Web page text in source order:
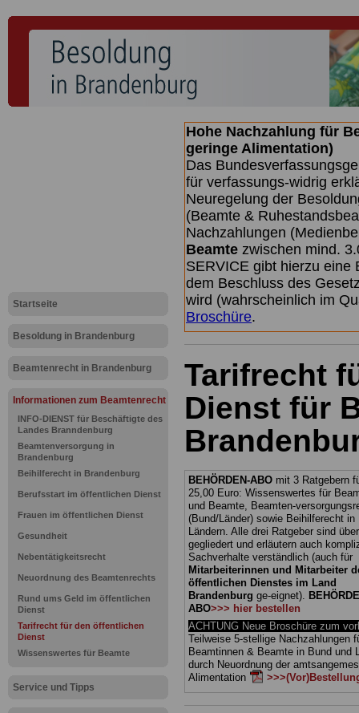
Startseite
Besoldung in Brandenburg
Beamtenrecht in Brandenburg
Informationen zum Beamtenrecht
INFO-DIENST für Beschäftigte des
Landes Branndenburg
Beamtenversorgung in
Brandenburg
Beihilferecht in Brandenburg
Berufsstart im öffentlichen Dienst
Frauen im öffentlichen Dienst
Gesundheit
Nebentätigkeitsrecht
Neuordnung des Beamtenrechts
Rund ums Geld im öffentlichen
Dienst
Tarifrecht für den öffentlichen
Dienst
Wissenswertes für Beamte
Service und Tipps
Hohe Nachzahlung für
geringe Alimentation)
Das
für verfassungs-widrig
Neuregelung der
(Beamte &
Nachzahlungen
Beamte zwischen mind.
SERVICE gibt hierzu eine
dem Beschluss des
wird (wahrscheinlich im
Broschüre.
Tarifrecht
Dienst für
BEHÖRDEN-ABO mit 3 Ratgebern
25,00 Euro: Wissenswertes für
und Beamte, Beamten-
(Bund/Länder) sowie Beihilferecht in
Ländern. Alle drei Ratgeber sind
gegliedert und erläutern auch
Sachverhalte verständlich (auch für
Mitarbeiterinnen und Mitarbeiter
öffentlichen Dienstes im Land
Brandenburg ge-eignet).
ABO>>> hier bestellen
ACHTUNG Neue Broschüre zum
Teilweise 5-stellige Nachzahlungen
Beamtinnen & Beamte in Bund und
durch Neuordnung der
Alimentation